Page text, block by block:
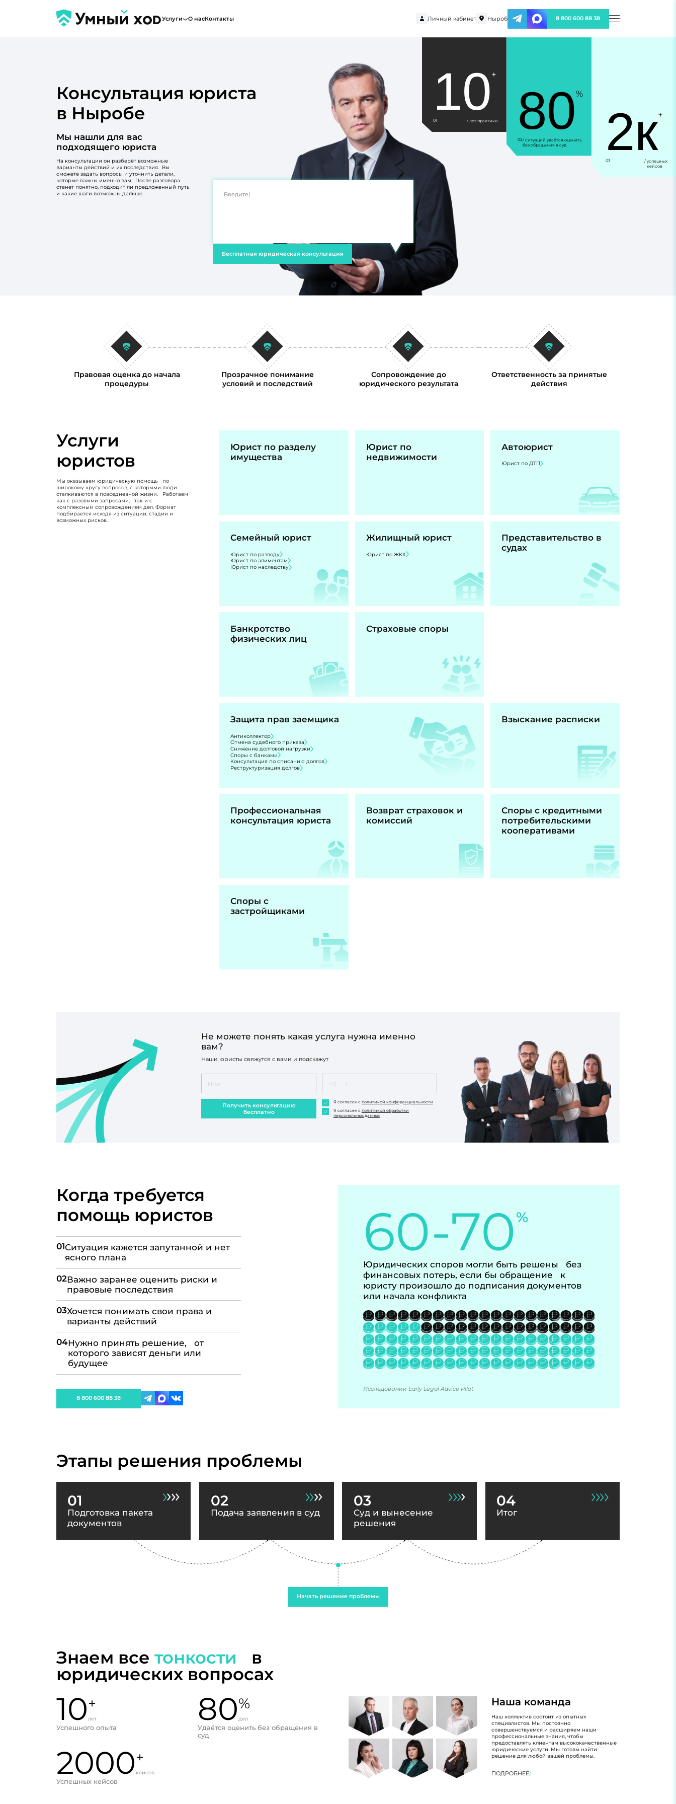
Услуги О насКонтакты Личный кабинет Ныроб 8 800 600 88 38
Консультация юриста
в Ныробе
Мы нашли для вас
подходящего юриста
На консультации он разберёт возможные
варианты действий и их последствия. Вы
сможете задать вопросы и уточнить детали,
которые важны именно вам. После разговора
станет понятно, подходит ли предложенный путь
и какие шаги возможны дальше.
Бесплатная юридическая консультация
10 +
01 / лет практики 80%
02/ ситуаций удаётся оценить
без обращения в суд
2к+
03
/ успешных
кейсов
Правовая оценка до начала
процедуры
Прозрачное понимание
условий и последствий
Сопровождение до
юридического результата
Ответственность за принятые
действия
Услуги
юристов
Мы оказываем юридическую помощь по
широкому кругу вопросов, с которыми люди
сталкиваются в повседневной жизни. Работаем
как с разовыми запросами, так и с
комплексным сопровождением дел. Формат
подбирается исходя из ситуации, стадии и
возможных рисков.
Юрист по разделу
имущества
Юрист по
недвижимости
Автоюрист
Юрист по ДТП
Семейный юрист
Юрист по разводу
Юрист по алиментам
Юрист по наследству
Жилищный юрист
Юрист по ЖКХ
Представительство в
судах
Банкротство
физических лиц
Страховые споры
Защита прав заемщика
Антиколлектор
Отмена судебного приказа
Снижение долговой нагрузки
Споры с банками
Консультация по списанию долгов
Реструктуризация долгов
Взыскание расписки
Профессиональная
консультация юриста
Возврат страховок и
комиссий
Споры с кредитными
потребительскими
кооперативами
Споры с
застройщиками
Не можете понять какая услуга нужна именно
вам?
Наши юристы свяжутся с вами и подскажут
Получить консультацию
бесплатно
Я согласен с политикой конфиденциальности
Я согласен с политикой обработки
персональных данных
Когда требуется
помощь юристов
01Ситуация кажется запутанной и нет
ясного плана
02Важно заранее оценить риски и
правовые последствия
03Хочется понимать свои права и
варианты действий
04Нужно принять решение, от
которого зависят деньги или
будущее
8 800 600 88 38
60-70%
Юридических споров могли быть решены без
финансовых потерь, если бы обращение к
юристу произошло до подписания документов
или начала конфликта
Исследовании Early Legal Advice Pilot
Этапы решения проблемы
01
Подготовка пакета
документов
02
Подача заявления в суд
03
Суд и вынесение
решения
04
Итог
Начать решение проблемы
Знаем все тонкости в
юридических вопросах
10+
лет
Успешного опыта
80%
дел
Удаётся оценить без обращения в
суд
2000+
кейсов
Успешных кейсов
Наша команда
Наш коллектив состоит из опытных
специалистов. Мы постоянно
совершенствуемся и расширяем наши
профессиональные знания, чтобы
предоставлять клиентам высококачественные
юридические услуги. Мы готовы найти
решение для любой вашей проблемы.
ПОДРОБНЕЕ